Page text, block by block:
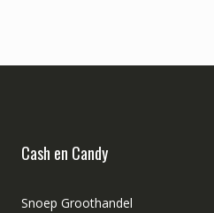
Cash en Candy
Snoep Groothandel